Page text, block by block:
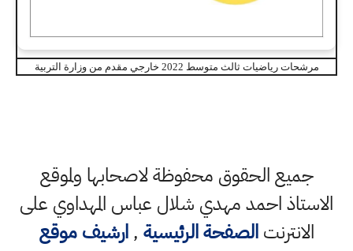
مرشحات رياضيات ثالث متوسط 2022 خارجي مقدم من وزارة التربية
جميع الحقوق محفوظة لاصحابها ولموقع
الاستاذ احمد مهدي شلال عباس المهداوي على
الانترنتالصفحة الرئيسية ,ارشيف موقع